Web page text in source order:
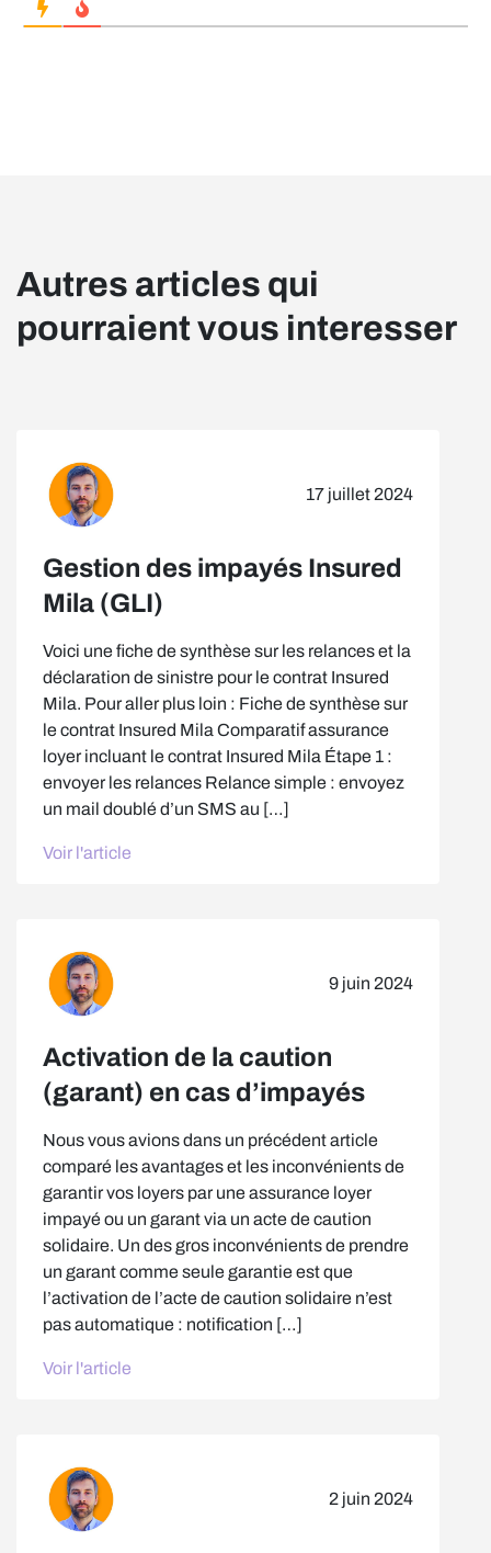
Autres articles qui
pourraient vous interesser
17 juillet 2024
Gestion des impayés Insured
Mila (GLI)
Voici une fiche de synthèse sur les relances et la
déclaration de sinistre pour le contrat Insured
Mila. Pour aller plus loin : Fiche de synthèse sur
le contrat Insured Mila Comparatif assurance
loyer incluant le contrat Insured Mila Étape 1 :
envoyer les relances Relance simple : envoyez
un mail doublé d’un SMS au […]
Voir l'article
9 juin 2024
Activation de la caution
(garant) en cas d’impayés
Nous vous avions dans un précédent article
comparé les avantages et les inconvénients de
garantir vos loyers par une assurance loyer
impayé ou un garant via un acte de caution
solidaire. Un des gros inconvénients de prendre
un garant comme seule garantie est que
l’activation de l’acte de caution solidaire n’est
pas automatique : notification […]
Voir l'article
2 juin 2024